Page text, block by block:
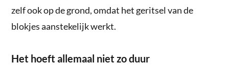
zelf ook op de grond, omdat het geritsel van de
blokjes aanstekelijk werkt.
Het hoeft allemaal niet zo duur